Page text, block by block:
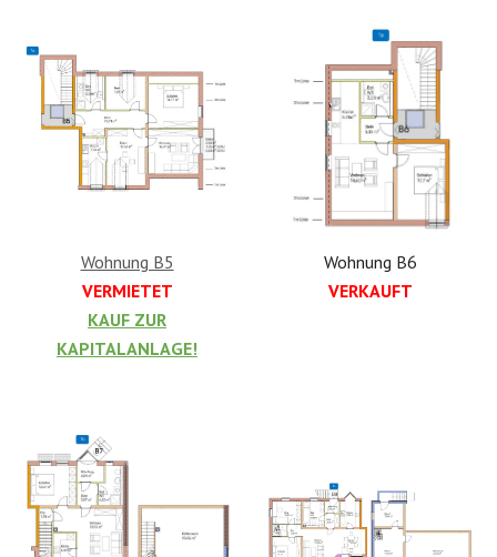
Wohnung B5
VERMIETET
KAUF ZUR
KAPITALANLAGE!
Wohnung B6
VERKAUFT